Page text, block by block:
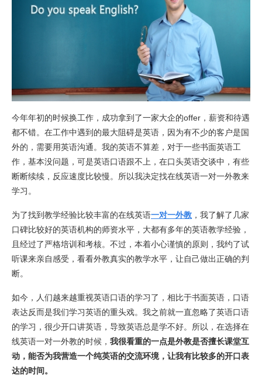
今年年初的时候换工作，成功拿到了一家大企的offer，薪资和待遇
都不错。在工作中遇到的最大阻碍是英语，因为有不少的客户是国
外的，需要用英语沟通。我的英语不算差，对于一些书面英语工
作，基本没问题，可是英语口语跟不上，在口头英语交谈中，有些
断断续续，反应速度比较慢。所以我决定找在线英语一对一外教来
学习。
为了找到教学经验比较丰富的在线英语一对一外教 ，我了解了几家
口碑比较好的英语机构的师资水平，大都有多年的英语教学经验，
且经过了严格培训和考核。不过，本着小心谨慎的原则，我约了试
听课来亲自感受，看看外教真实的教学水平，让自己做出正确的判
断。
如今，人们越来越重视英语口语的学习了，相比于书面英语，口语
表达反而是我们学习英语的重头戏。我之前就一直忽略了英语口语
的学习，很少开口讲英语，导致英语总是学不好。所以，在选择在
线英语一对一外教的时候， 我很看重的一点是外教是否擅长课堂互
动，能否为我营造一个纯英语的交流环境，让我有比较多的开口表
达的时间。